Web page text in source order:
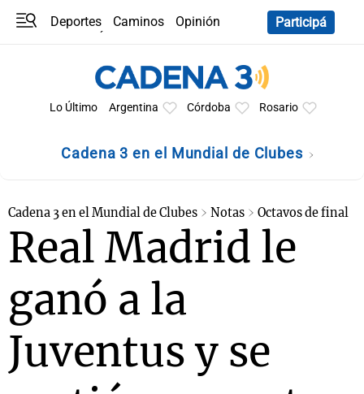
Deportes Caminos
Opinión
Participá
Lo Último Argentina Córdoba Rosario
Cadena 3 en el Mundial de Clubes
Cadena 3 en el Mundial de Clubes Notas Octavos de final
Real Madrid le
ganó a la
Juventus y se